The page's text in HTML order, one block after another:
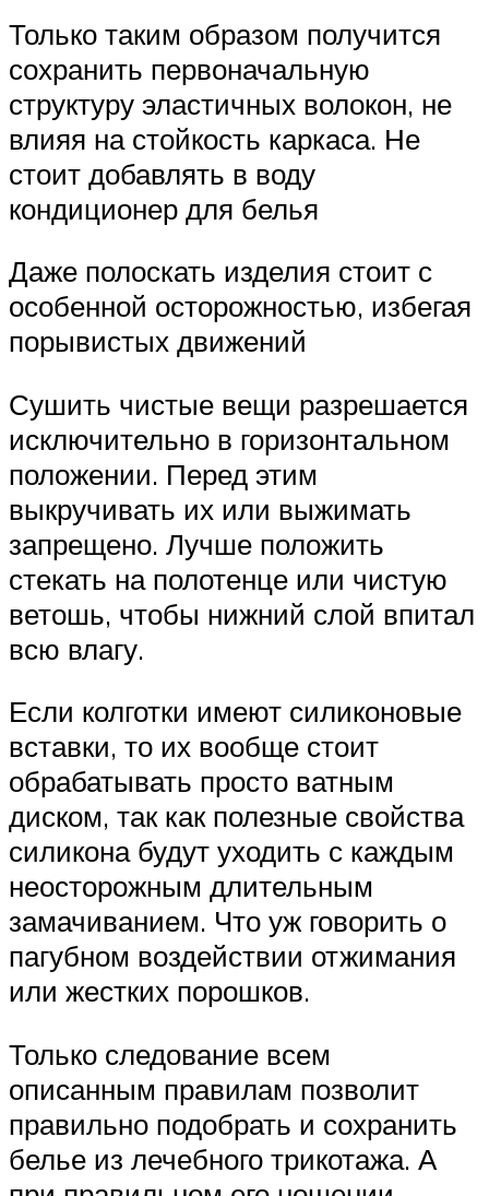
Только таким образом получится
сохранить первоначальную
структуру эластичных волокон, не
влияя на стойкость каркаса. Не
стоит добавлять в воду
кондиционер для белья
Даже полоскать изделия стоит с
особенной осторожностью, избегая
порывистых движений
Сушить чистые вещи разрешается
исключительно в горизонтальном
положении. Перед этим
выкручивать их или выжимать
запрещено. Лучше положить
стекать на полотенце или чистую
ветошь, чтобы нижний слой впитал
всю влагу.
Если колготки имеют силиконовые
вставки, то их вообще стоит
обрабатывать просто ватным
диском, так как полезные свойства
силикона будут уходить с каждым
неосторожным длительным
замачиванием. Что уж говорить о
пагубном воздействии отжимания
или жестких порошков.
Только следование всем
описанным правилам позволит
правильно подобрать и сохранить
белье из лечебного трикотажа. А